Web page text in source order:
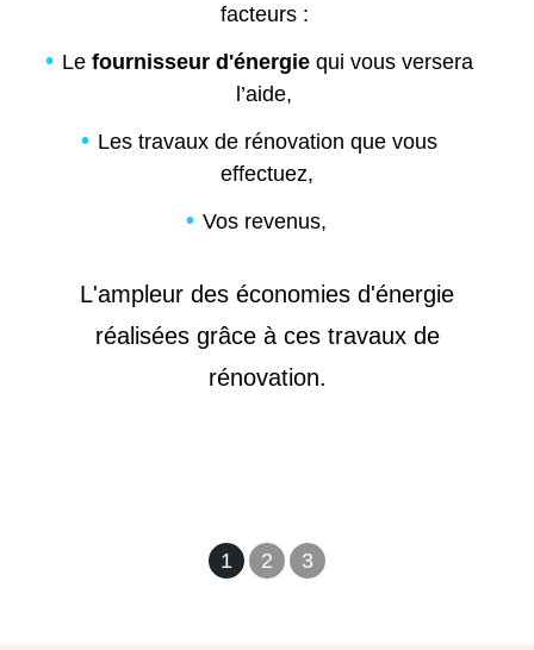
1 2 3
facteurs :
Le fournisseur d'énergie qui vous versera
l’aide,
Les travaux de rénovation que vous
effectuez,
Vos revenus,
L'ampleur des économies d'énergie
réalisées grâce à ces travaux de
rénovation.